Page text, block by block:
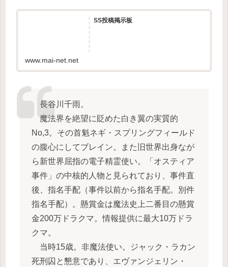
SS投稿掲示板
www.mai-net.net
長谷川千雨。
魔法界を絶望に貶めた白き翼の実質的
No,3。その首魁ネギ・スプリングフィールド
の腹心にしてブレイン。また旧世界出身なが
ら新世界屈指の電子精霊使い。「オスティア
事件」の中核的人物と見られており、事件直
後、指名手配（事件以前から指名手配。別件
指名手配）。懸賞金は魔法史上二番目の懸賞
金200万ドラクマ。情報提供に最大10万ドラ
クマ。
当時15歳。非魔法使い。ジャック・ラカン
死刑囚と懇意であり、エヴァンジェリン・